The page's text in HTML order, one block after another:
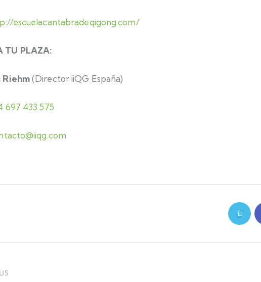
escuelacantabradeqigong.com/
TU PLAZA:
Riehm(Director iiQG España)
697 433 575